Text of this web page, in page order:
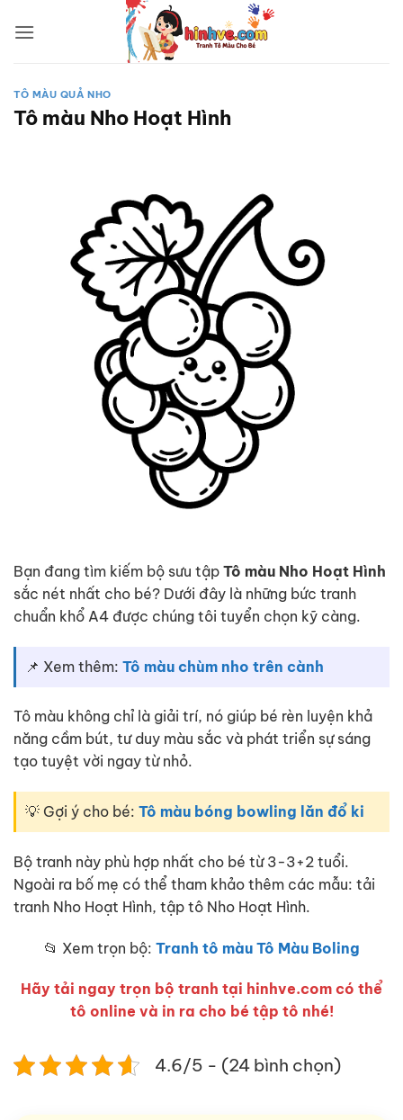
qua
TÔ MÀU QUẢ NHO
Tô màu Nho Hoạt Hình
Bạn đang tìm kiếm bộ sưu tập Tô màu Nho Hoạt Hình
sắc nét nhất cho bé? Dưới đây là những bức tranh
chuẩn khổ A4 được chúng tôi tuyển chọn kỹ càng.
📌 Xem thêm: Tô màu chùm nho trên cành
Tô màu không chỉ là giải trí, nó giúp bé rèn luyện khả
năng cầm bút, tư duy màu sắc và phát triển sự sáng
tạo tuyệt vời ngay từ nhỏ.
💡 Gợi ý cho bé: Tô màu bóng bowling lăn đổ ki
Bộ tranh này phù hợp nhất cho bé từ 3-3+2 tuổi.
Ngoài ra bố mẹ có thể tham khảo thêm các mẫu: tải
tranh Nho Hoạt Hình, tập tô Nho Hoạt Hình.
📂 Xem trọn bộ: Tranh tô màu Tô Màu Boling
Hãy tải ngay trọn bộ tranh tại hinhve.com có thể
tô online và in ra cho bé tập tô nhé!
4.6/5 - (24 bình chọn)